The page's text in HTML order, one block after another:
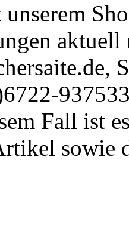
Fall ist
sowie